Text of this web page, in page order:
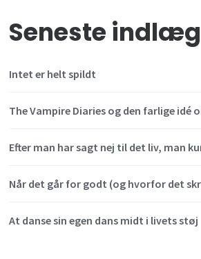
Seneste indlæg
Intet er helt spildt
The Vampire Diaries og den farlige idé
Efter man har sagt nej til det liv, man
Når det går for godt (og hvorfor det
At danse sin egen dans midt i livets støj